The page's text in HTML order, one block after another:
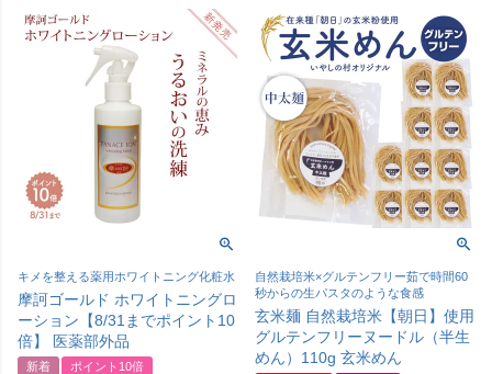
キメを整える薬用ホワイトニング化粧水
摩訶ゴールド ホワイトニングロ
ーション【8/31までポイント10
倍】 医薬部外品
新着 ポイント10倍
自然栽培米×グルテンフリー茹で時間60
秒からの生パスタのような食感
玄米麺 自然栽培米【朝日】使用
グルテンフリーヌードル（半生
めん）110g 玄米めん